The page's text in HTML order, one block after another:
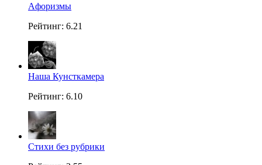
Aфоризмы
Рейтинг: 6.21
Наша Кунсткамера
Рейтинг: 6.10
Стихи без рубрики